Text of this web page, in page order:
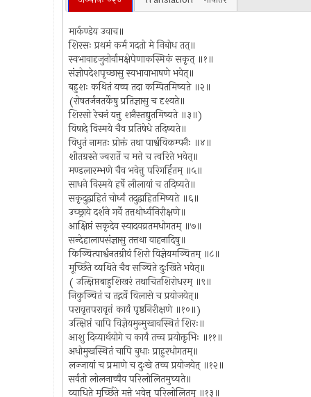
मार्कण्डेय उवाच॥
शिरसः प्रथमं कर्म गदतो मे निबोध तत्॥
स्वभावादृजुनोर्वामक्षेपेणाकस्मिकं सकृत् ॥१॥
संज्ञोपदेशपृच्छासु स्वभावाभाषणे भवेत्॥
बहुशः कथितं यच्च तदा कम्पितमिष्यते ॥२॥
(रोषतर्जनतर्केषु प्रतिज्ञासु च दृश्यते॥
शिरसो रेचनं यत्तु शनैस्तद्युतमिष्यते ॥३॥)
विषादे विस्मये चैव प्रतिषेधे तदिष्यते॥
विधुतं नामतः प्रोक्तं तथा पार्श्वविकम्पनैः ॥४॥
शीतग्रस्ते ज्वरार्ते च मत्ते च त्वरिते भवेत्॥
मण्डलारम्भणे चैव भवेत्तु परिगर्हितम् ॥५॥
साधने विस्मये हर्षे लीलायां च तदिष्यते॥
सकृदुद्वाहितं चोर्ध्वं तदुद्वाहितमिष्यते ॥६॥
उच्छ्राये दर्शने गर्वे तत्तथोर्ध्वनिरीक्षणे॥
आक्षिप्तं सकृदेव स्यादवव्रतमधोगतम् ॥७॥
सन्देहालापसंज्ञासु तत्तथा वाहनादिषु॥
किञ्चित्पार्श्वनतग्रीवं शिरो विज्ञेयमञ्चितम् ॥८॥
मूर्च्छिते व्यथिते चैव सञ्चिते दुःखिते भवेत्॥
( उत्क्षिप्तबाहुशिखरं तथाचितशिरोधरम् ॥९॥
निकुञ्चितं च तद्गर्वे विलासे च प्रयोजयेत्॥
परावृत्तपरावृत्तं कार्यं पृष्ठनिरीक्षणे ॥१०॥)
उत्क्षिप्तं चापि विज्ञेयमुन्मुखावस्थितं शिरः॥
आशु दिव्यार्थयोगे च कार्यं तच्च प्रयोक्तृभिः ॥११॥
अधोमुखस्थितं चापि बुधाः प्राहुरधोगतम्॥
लज्जायां च प्रमाणे च दुःखे तच्च प्रयोजयेत् ॥१२॥
सर्वतो लोलनाच्चैव परिलोलितमुच्यते॥
व्याधिते मूर्च्छिते मत्ते भवेत्तु परिलोलितम् ॥१३॥